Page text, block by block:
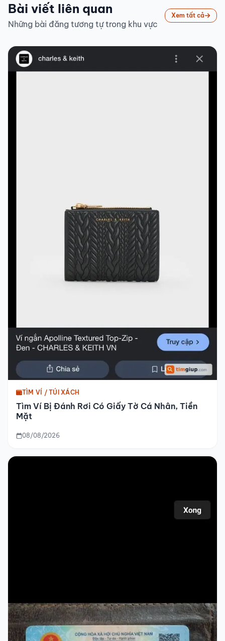
Bài viết liên quan
Những bài đăng tương tự trong khu vực
Xem tất cả
TÌM VÍ / TÚI XÁCH
Tìm Ví Bị Đánh Rơi Có Giấy Tờ Cá Nhân, Tiền
Mặt
08/08/2026